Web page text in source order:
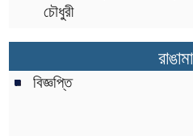
চৌধুরী
বিজ্ঞপ্তি